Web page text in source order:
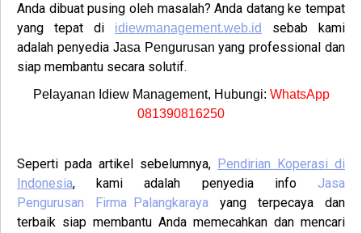
Anda dibuat pusing oleh masalah? Anda datang ke tempat
yang tepat di
idiewmanagement.web.id
sebab kami
adalah penyedia Jasa Pengurusan yang professional dan
siap membantu secara solutif.
Pelayanan Idiew Management, Hubungi: WhatsApp
081390816250
Seperti pada artikel sebelumnya, Pendirian Koperasi di
Indonesia, kami adalah penyedia info Jasa
Pengurusan
Firma Palangkaraya
yang terpecaya dan
terbaik siap membantu Anda memecahkan dan mencari